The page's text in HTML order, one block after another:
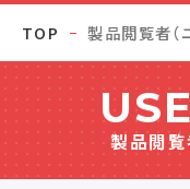
TOP 製品閲覧者（
製品閲覧